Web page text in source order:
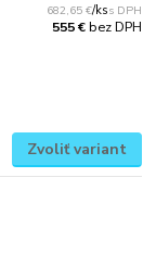
682,65 €/ks
555 €bez DPH
Zvoliť variant